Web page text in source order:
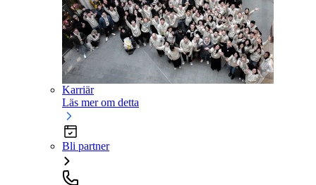
Karriär
Läs mer om detta
Bli partner